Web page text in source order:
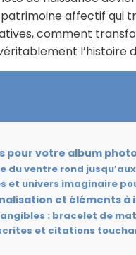
patrimoine affectif qui
comment
l’histoire
pour votre album
du ventre rond
et univers imaginaire
et éléments à
: bracelet de
et citations